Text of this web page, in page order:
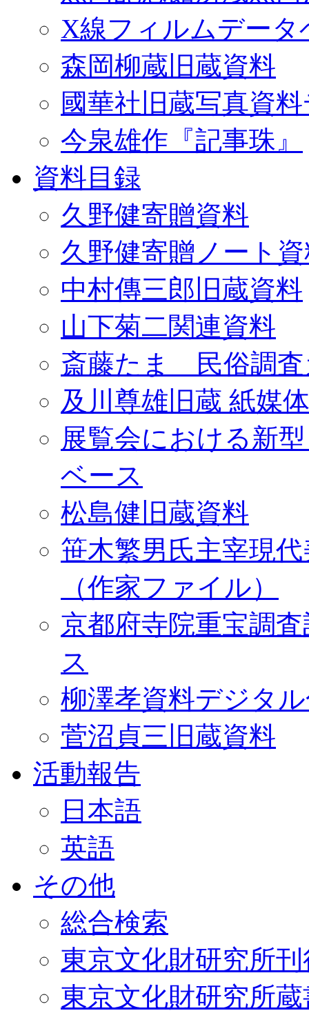
X線フィルムデータ
森岡柳蔵旧蔵資料
國華社旧蔵写真資
今泉雄作『記事珠』
資料目録
久野健寄贈資料
久野健寄贈ノート
中村傳三郎旧蔵資料
山下菊二関連資料
斎藤たま 民俗調査
及川尊雄旧蔵 紙媒
展覧会における新
ベース
松島健旧蔵資料
笹木繁男氏主宰現
（作家ファイル）
京都府寺院重宝調
ス
柳澤孝資料デジタ
菅沼貞三旧蔵資料
活動報告
日本語
英語
その他
総合検索
東京文化財研究所
東京文化財研究所